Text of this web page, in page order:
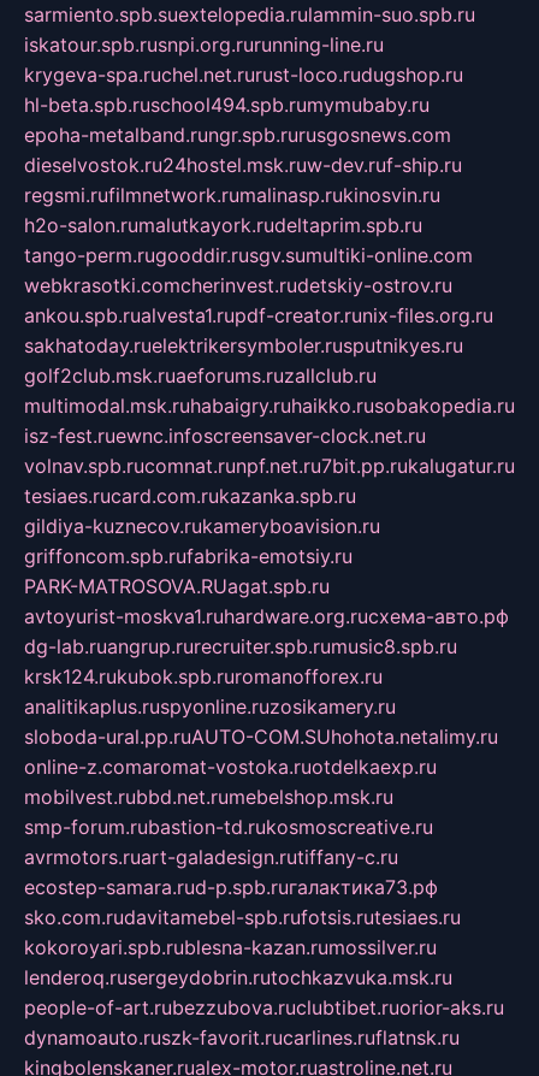
sarmiento.spb.suextelopedia.rulammin-suo.spb.ru
iskatour.spb.rusnpi.org.rurunning-line.ru
krygeva-spa.ruchel.net.rurust-loco.rudugshop.ru
hl-beta.spb.ruschool494.spb.rumymubaby.ru
epoha-metalband.rungr.spb.rurusgosnews.com
dieselvostok.ru24hostel.msk.ruw-dev.ruf-ship.ru
regsmi.rufilmnetwork.rumalinasp.rukinosvin.ru
h2o-salon.rumalutkayork.rudeltaprim.spb.ru
tango-perm.rugooddir.rusgv.sumultiki-online.com
webkrasotki.comcherinvest.rudetskiy-ostrov.ru
ankou.spb.rualvesta1.rupdf-creator.runix-files.org.ru
sakhatoday.ruelektrikersymboler.rusputnikyes.ru
golf2club.msk.ruaeforums.ruzallclub.ru
multimodal.msk.ruhabaigry.ruhaikko.rusobakopedia.ru
isz-fest.ruewnc.infoscreensaver-clock.net.ru
volnav.spb.rucomnat.runpf.net.ru7bit.pp.rukalugatur.ru
tesiaes.rucard.com.rukazanka.spb.ru
gildiya-kuznecov.rukameryboavision.ru
griffoncom.spb.rufabrika-emotsiy.ru
PARK-MATROSOVA.RUagat.spb.ru
avtoyurist-moskva1.ruhardware.org.ruсхема-авто.рф
dg-lab.ruangrup.rurecruiter.spb.rumusic8.spb.ru
krsk124.rukubok.spb.ruromanofforex.ru
analitikaplus.ruspyonline.ruzosikamery.ru
sloboda-ural.pp.ruAUTO-COM.SUhohota.netalimy.ru
online-z.comaromat-vostoka.ruotdelkaexp.ru
mobilvest.rubbd.net.rumebelshop.msk.ru
smp-forum.rubastion-td.rukosmoscreative.ru
avrmotors.ruart-galadesign.rutiffany-c.ru
ecostep-samara.rud-p.spb.ruгалактика73.рф
sko.com.rudavitamebel-spb.rufotsis.rutesiaes.ru
kokoroyari.spb.rublesna-kazan.rumossilver.ru
lenderoq.rusergeydobrin.rutochkazvuka.msk.ru
people-of-art.rubezzubova.ruclubtibet.ruorior-aks.ru
dynamoauto.ruszk-favorit.rucarlines.ruflatnsk.ru
kingbolenskaner.rualex-motor.ruastroline.net.ru